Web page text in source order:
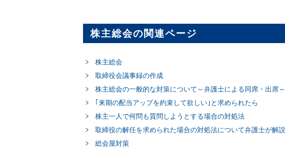
株主総会の関連ページ
株主総会
取締役会議事録の作成
株主総会の一般的な対策について～弁護士による同席・出席～
｢来期の配当アップを約束して欲しい｣と求められたら
株主一人で何問も質問しようとする場合の対処法
取締役の解任を求められた場合の対処法について弁護士が解説
総会屋対策